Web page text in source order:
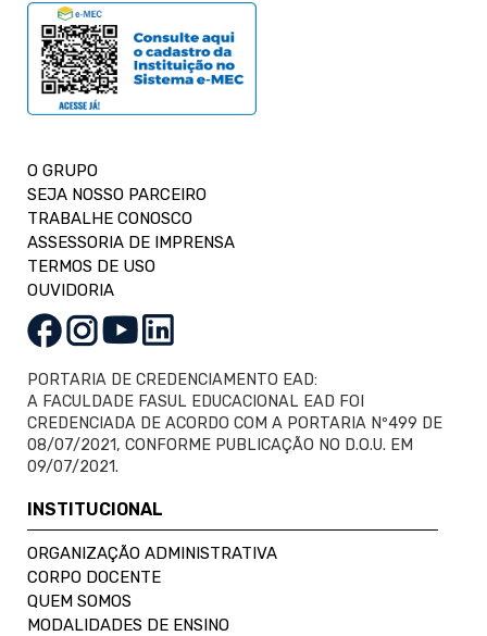
O GRUPO
SEJA NOSSO PARCEIRO
TRABALHE CONOSCO
ASSESSORIA DE IMPRENSA
TERMOS DE USO
OUVIDORIA
PORTARIA DE CREDENCIAMENTO EAD:
A FACULDADE FASUL EDUCACIONAL EAD FOI
CREDENCIADA DE ACORDO COM A PORTARIA Nº499 DE
08/07/2021, CONFORME PUBLICAÇÃO NO D.O.U. EM
09/07/2021.
INSTITUCIONAL
ORGANIZAÇÃO ADMINISTRATIVA
CORPO DOCENTE
QUEM SOMOS
MODALIDADES DE ENSINO